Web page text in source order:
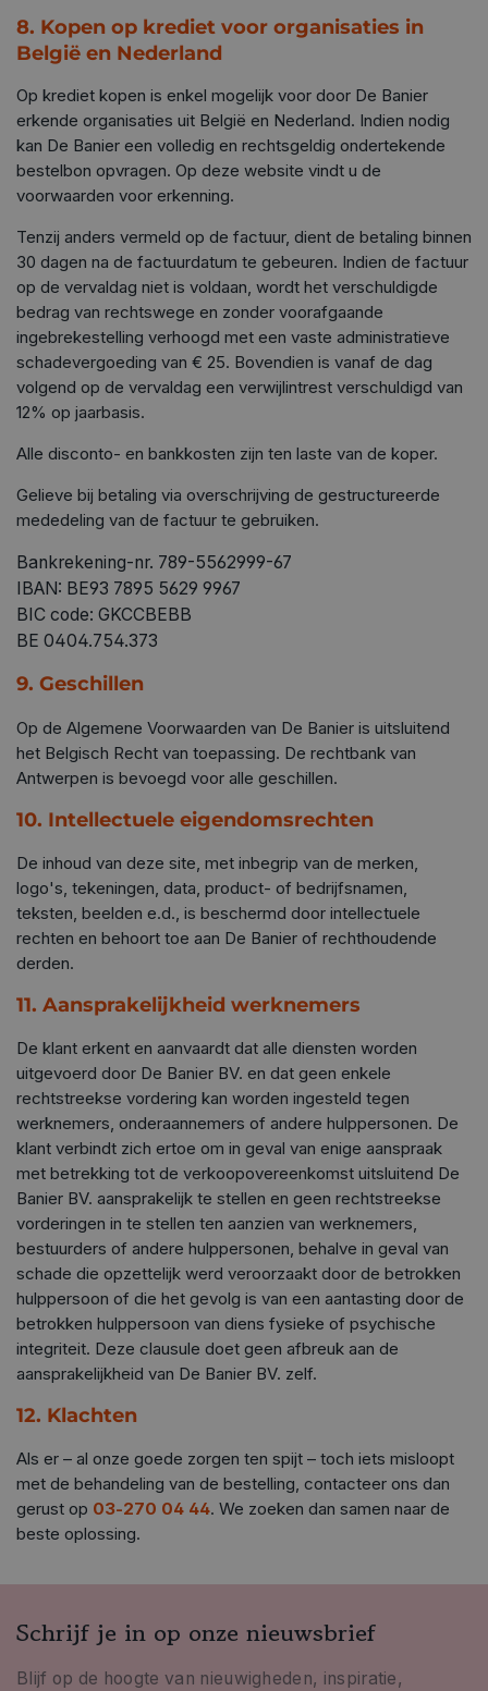
8. Kopen op krediet voor organisaties in
België en Nederland
Op krediet kopen is enkel mogelijk voor door De Banier
erkende organisaties uit België en Nederland. Indien nodig
kan De Banier een volledig en rechtsgeldig ondertekende
bestelbon opvragen. Op deze website vindt u de
voorwaarden voor erkenning.
Tenzij anders vermeld op de factuur, dient de betaling binnen
30 dagen na de factuurdatum te gebeuren. Indien de factuur
op de vervaldag niet is voldaan, wordt het verschuldigde
bedrag van rechtswege en zonder voorafgaande
ingebrekestelling verhoogd met een vaste administratieve
schadevergoeding van € 25. Bovendien is vanaf de dag
volgend op de vervaldag een verwijlintrest verschuldigd van
12% op jaarbasis.
Alle disconto- en bankkosten zijn ten laste van de koper.
Gelieve bij betaling via overschrijving de gestructureerde
mededeling van de factuur te gebruiken.
Bankrekening-nr. 789-5562999-67
IBAN: BE93 7895 5629 9967
BIC code: GKCCBEBB
BE 0404.754.373
9. Geschillen
Op de Algemene Voorwaarden van De Banier is uitsluitend
het Belgisch Recht van toepassing. De rechtbank van
Antwerpen is bevoegd voor alle geschillen.
10. Intellectuele eigendomsrechten
De inhoud van deze site, met inbegrip van de merken,
logo's, tekeningen, data, product- of bedrijfsnamen,
teksten, beelden e.d., is beschermd door intellectuele
rechten en behoort toe aan De Banier of rechthoudende
derden.
11. Aansprakelijkheid werknemers
De klant erkent en aanvaardt dat alle diensten worden
uitgevoerd door De Banier BV. en dat geen enkele
rechtstreekse vordering kan worden ingesteld tegen
werknemers, onderaannemers of andere hulppersonen. De
klant verbindt zich ertoe om in geval van enige aanspraak
met betrekking tot de verkoopovereenkomst uitsluitend De
Banier BV. aansprakelijk te stellen en geen rechtstreekse
vorderingen in te stellen ten aanzien van werknemers,
bestuurders of andere hulppersonen, behalve in geval van
schade die opzettelijk werd veroorzaakt door de betrokken
hulppersoon of die het gevolg is van een aantasting door de
betrokken hulppersoon van diens fysieke of psychische
integriteit. Deze clausule doet geen afbreuk aan de
aansprakelijkheid van De Banier BV. zelf.
12. Klachten
Als er – al onze goede zorgen ten spijt – toch iets misloopt
met de behandeling van de bestelling, contacteer ons dan
gerust op 03‑270 04 44. We zoeken dan samen naar de
beste oplossing.
Schrijf je in op onze nieuwsbrief
Blijf op de hoogte van nieuwigheden, inspiratie,